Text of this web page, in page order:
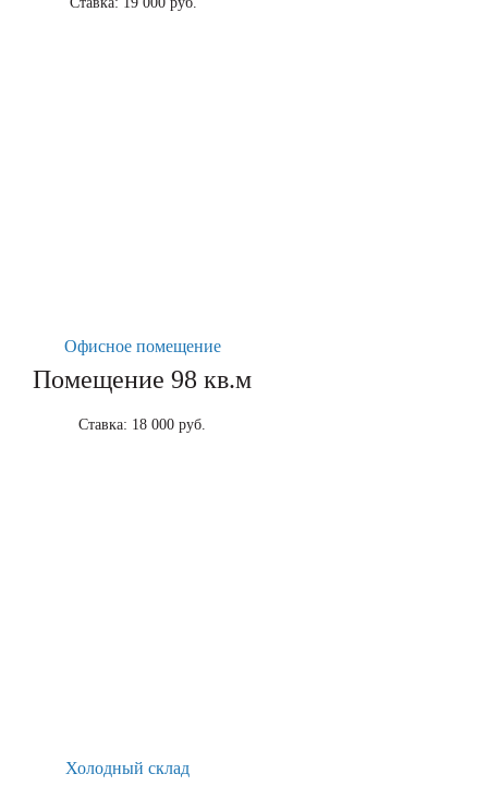
Офисное помещение
Помещение 98 кв.м
Ставка: 18 000 руб.
Холодный склад